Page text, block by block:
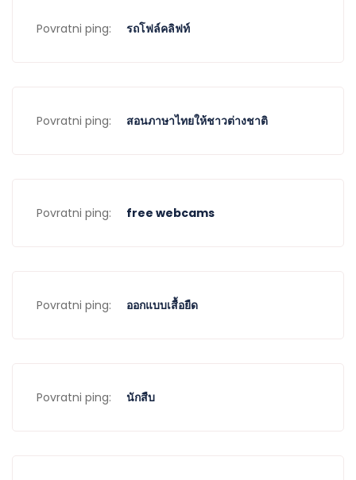
Povratni ping: รถโฟล์คลิฟท์
Povratni ping: สอนภาษาไทยให้ชาวต่างชาติ
Povratni ping: free webcams
Povratni ping: ออกแบบเสื้อยืด
Povratni ping: นักสืบ